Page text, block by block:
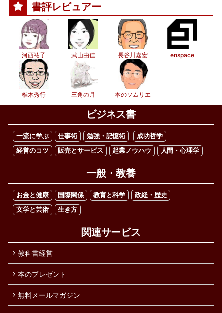
書評レビュアー
河西祐子 武山由佳 長谷川嘉宏 enspace
椎木秀行 三角の月 本のソムリエ
ビジネス書
一流に学ぶ 仕事術 勉強・記憶術
成功哲学
経営のコツ
販売とサービス 起業ノウハウ 人間・心理学
一般・教養
お金と健康 国際関係 教育と科学
政経・歴史
文学と芸術
生き方
関連サービス
教科書経営
本のプレゼント
無料メールマガジン